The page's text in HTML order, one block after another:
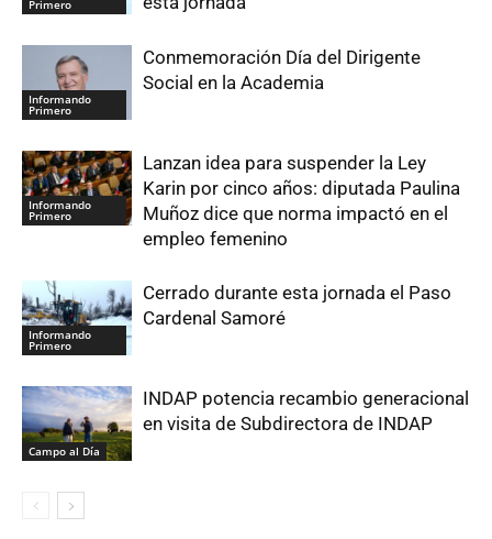
Primero
Informando
Primero
Conmemoración Día del Dirigente
Social en la Academia
Informando
Primero
Lanzan idea para suspender la Ley
Karin por cinco años: diputada Paulina
Muñoz dice que norma impactó en el
empleo femenino
Informando
Primero
Cerrado durante esta jornada el Paso
Cardenal Samoré
Campo al Día
INDAP potencia recambio generacional
en visita de Subdirectora de INDAP